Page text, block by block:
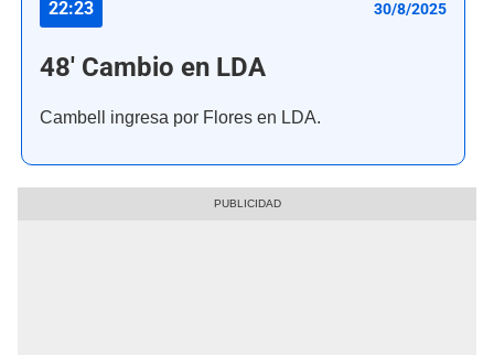
22:23 30/8/2025
48' Cambio en LDA
Cambell ingresa por Flores en LDA.